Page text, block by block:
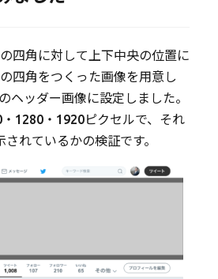
四角に対して上下中央の位置に
四角をつくった画像を用意し
ヘッダー画像に設定しました。
1280・1920ピクセルで、それ
れているかの検証です。